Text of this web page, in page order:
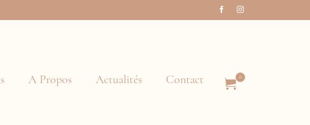
A Propos Actualités Contact 0